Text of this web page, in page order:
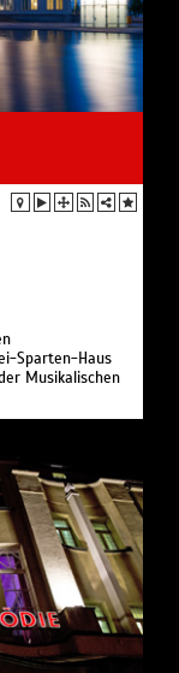
Sparten-Haus
Musikalischen